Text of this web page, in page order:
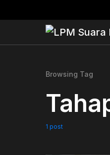
Browsing Tag
1 post